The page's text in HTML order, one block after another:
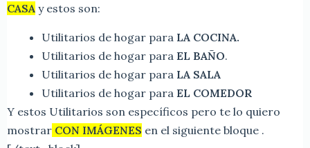
CASA y estos son:
Utilitarios de hogar para LA COCINA.
Utilitarios de hogar para EL BAÑO.
Utilitarios de hogar para LA SALA
Utilitarios de hogar para EL COMEDOR
Y estos Utilitarios son específicos pero te lo quiero
mostrar CON IMÁGENES en el siguiente bloque .